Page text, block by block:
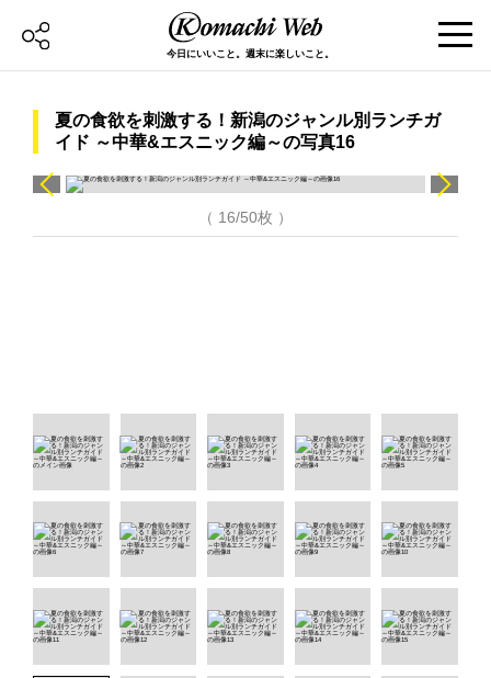
今日にいいこと。週末に楽しいこと。
夏の食欲を刺激する！新潟のジャンル別ランチガ
イド ～中華&エスニック編～の写真16
（ 16/50枚 ）